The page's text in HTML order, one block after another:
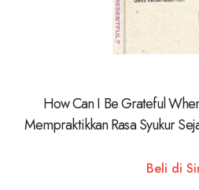
How Can I Be Grateful
Mempraktikkan Rasa Syukur
Beli di